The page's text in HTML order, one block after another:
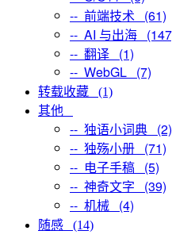
-- 前端技术 (61)
-- AI 与出海
-- 翻译 (1)
-- WebGL (7)
转载收藏 (1)
其他
-- 独语小词典 (2)
-- 独殇小册 (71)
-- 电子手稿 (5)
-- 神奇文字 (39)
-- 机械 (4)
随感 (14)